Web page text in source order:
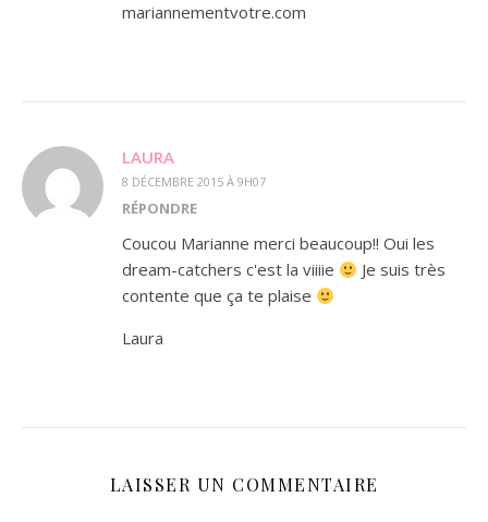
mariannementvotre.com
LAURA
8 DÉCEMBRE 2015 À 9H07
RÉPONDRE
Coucou Marianne merci beaucoup!! Oui les
dream-catchers c'est la viiiie
Je suis très
contente que ça te plaise
Laura
LAISSER UN COMMENTAIRE